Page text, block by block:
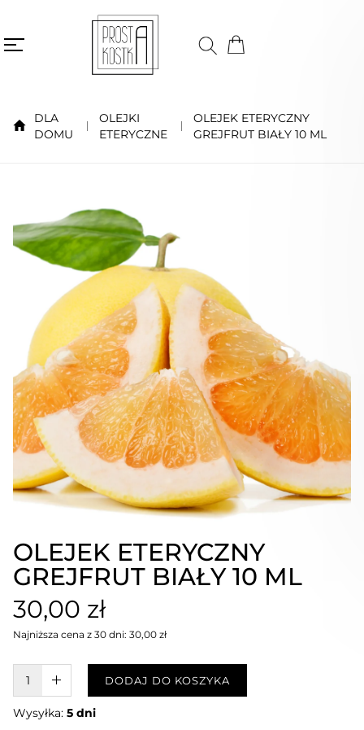
DLA
DOMU
OLEJKI
ETERYCZNE
OLEJEK ETERYCZNY
GREJFRUT BIAŁY 10 ML
OLEJEK ETERYCZNY
GREJFRUT BIAŁY 10 ML
30,00 zł
Najniższa cena z 30 dni: 30,00 zł
W KOSZYKU :)DODAJ DO KOSZYKA
Wysyłka:5 dni